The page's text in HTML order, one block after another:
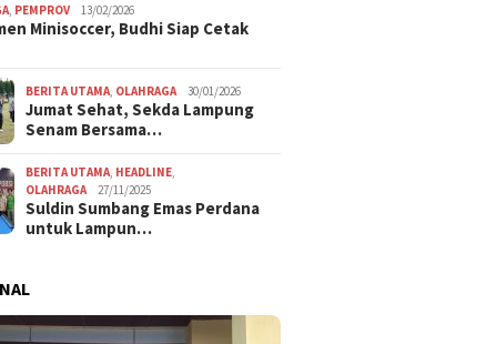
PEMPROV 13/02/2026
Minisoccer, Budhi Siap Cetak
BERITA UTAMA OLAHRAGA 30/01/2026
Jumat Sehat, Sekda Lampung
Senam Bersama…
BERITA UTAMA HEADLINE
OLAHRAGA
27/11/2025
Suldin Sumbang Emas Perdana
untuk Lampun…